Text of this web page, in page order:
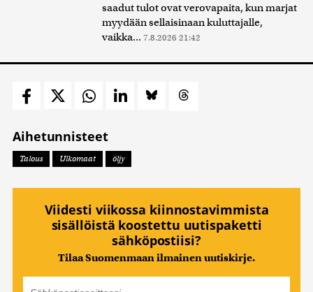
saadut tulot ovat verovapaita, kun marjat
myydään sellaisinaan kuluttajalle,
vaikka... 7.8.2026 21:42
Aihetunnisteet
Talous Ulkomaat öljy
Viidesti viikossa kiinnostavimmista
sisällöistä koostettu uutispaketti
sähköpostiisi?
Tilaa Suomenmaan ilmainen uutiskirje.